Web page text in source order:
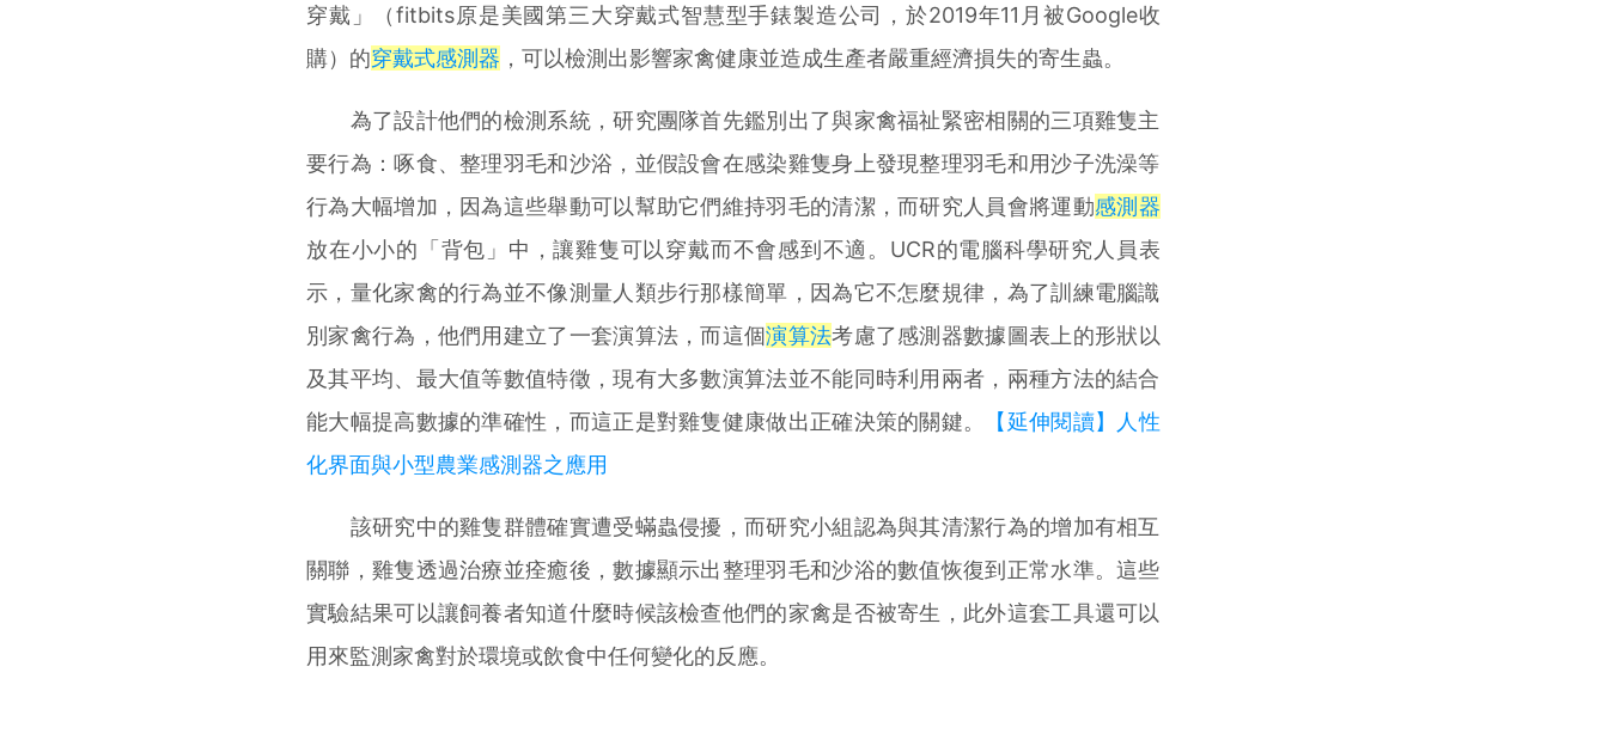
穿戴」（fitbits原是美國第三大穿戴式智慧型手錶製造公司，於2019年11月被Google收
購）的穿戴式感測器 ，可以檢測出影響家禽健康並造成生產者嚴重經濟損失的寄生蟲。
為了設計他們的檢測系統，研究團隊首先鑑別出了與家禽福祉緊密相關的三項雞隻主
要行為：啄食、整理羽毛和沙浴，並假設會在感染雞隻身上發現整理羽毛和用沙子洗澡等
行為大幅增加，因為這些舉動可以幫助它們維持羽毛的清潔，而研究人員會將運動感測器
放在小小的「背包」中，讓雞隻可以穿戴而不會感到不適。UCR的電腦科學研究人員表
示，量化家禽的行為並不像測量人類步行那樣簡單，因為它不怎麼規律，為了訓練電腦識
別家禽行為，他們用建立了一套演算法，而這個演算法考慮了感測器數據圖表上的形狀以
及其平均、最大值等數值特徵，現有大多數演算法並不能同時利用兩者，兩種方法的結合
能大幅提高數據的準確性，而這正是對雞隻健康做出正確決策的關鍵。
【延伸閱讀】人性
化界面與小型農業感測器之應用
該研究中的雞隻群體確實遭受蟎蟲侵擾，而研究小組認為與其清潔行為的增加有相互
關聯，雞隻透過治療並痊癒後，數據顯示出整理羽毛和沙浴的數值恢復到正常水準。這些
實驗結果可以讓飼養者知道什麼時候該檢查他們的家禽是否被寄生，此外這套工具還可以
用來監測家禽對於環境或飲食中任何變化的反應。